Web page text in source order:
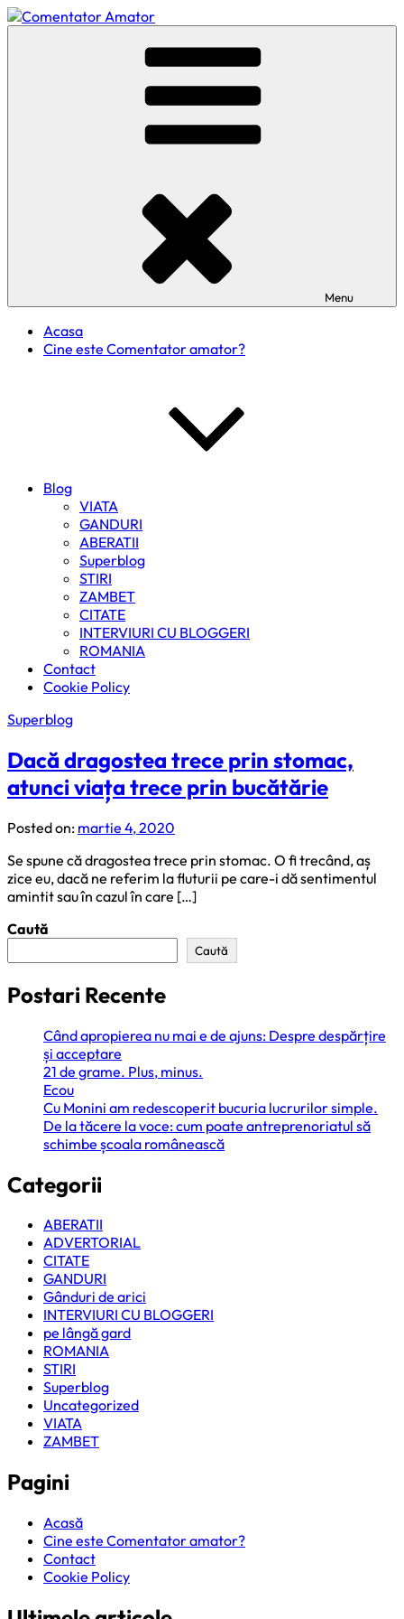
Skip
to
Menu
Acasa
Cine este Comentator amator?
Blog
VIATA
GANDURI
ABERATII
Superblog
STIRI
ZAMBET
CITATE
INTERVIURI CU BLOGGERI
ROMANIA
Contact
Cookie Policy
Superblog
Dacă dragostea trece prin stomac,
atunci viața trece prin bucătărie
Posted on: martie 4, 2020
Se spune că dragostea trece prin stomac. O fi trecând, aș
zice eu, dacă ne referim la fluturii pe care-i dă sentimentul
amintit sau în cazul în care […]
Caută
Caută
Postari Recente
Când apropierea nu mai e de ajuns: Despre despărțire
și acceptare
21 de grame. Plus, minus.
Ecou
Cu Monini am redescoperit bucuria lucrurilor simple.
De la tăcere la voce: cum poate antreprenoriatul să
schimbe școala românească
Categorii
ABERATII
ADVERTORIAL
CITATE
GANDURI
Gânduri de arici
INTERVIURI CU BLOGGERI
pe lângă gard
ROMANIA
STIRI
Superblog
Uncategorized
VIATA
ZAMBET
Pagini
Acasă
Cine este Comentator amator?
Contact
Cookie Policy